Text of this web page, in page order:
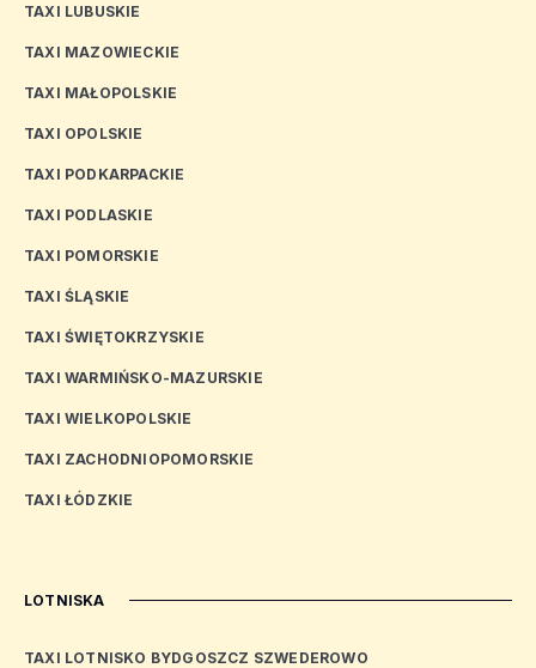
TAXI LUBUSKIE
TAXI MAZOWIECKIE
TAXI MAŁOPOLSKIE
TAXI OPOLSKIE
TAXI PODKARPACKIE
TAXI PODLASKIE
TAXI POMORSKIE
TAXI ŚLĄSKIE
TAXI ŚWIĘTOKRZYSKIE
TAXI WARMIŃSKO-MAZURSKIE
TAXI WIELKOPOLSKIE
TAXI ZACHODNIOPOMORSKIE
TAXI ŁÓDZKIE
LOTNISKA
TAXI LOTNISKO BYDGOSZCZ SZWEDEROWO